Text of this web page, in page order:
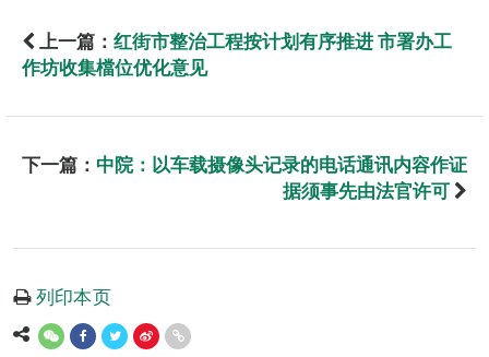
上一篇： 红街市整治工程按计划有序推进 市署办工
作坊收集檔位优化意见
下一篇： 中院：以车载摄像头记录的电话通讯内容作证
据须事先由法官许可
列印本页